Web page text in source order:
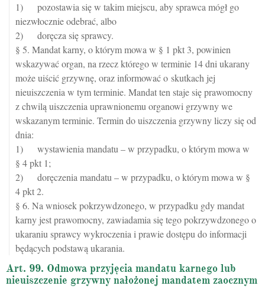
1) pozostawia się w takim miejscu, aby sprawca mógł go
niezwłocznie odebrać, albo
2) doręcza się sprawcy.
§ 5. Mandat karny, o którym mowa w § 1 pkt 3, powinien
wskazywać organ, na rzecz którego w terminie 14 dni ukarany
może uiścić grzywnę, oraz informować o skutkach jej
nieuiszczenia w tym terminie. Mandat ten staje się prawomocny
z chwilą uiszczenia uprawnionemu organowi grzywny we
wskazanym terminie. Termin do uiszczenia grzywny liczy się od
dnia:
1) wystawienia mandatu – w przypadku, o którym mowa w
§ 4 pkt 1;
2) doręczenia mandatu – w przypadku, o którym mowa w §
4 pkt 2.
§ 6. Na wniosek pokrzywdzonego, w przypadku gdy mandat
karny jest prawomocny, zawiadamia się tego pokrzywdzonego o
ukaraniu sprawcy wykroczenia i prawie dostępu do informacji
będących podstawą ukarania.
Art. 99. Odmowa przyjęcia mandatu karnego lub
nieuiszczenie grzywny nałożonej mandatem zaocznym